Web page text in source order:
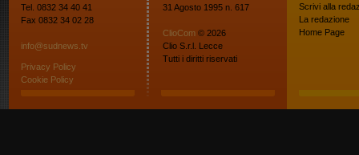
Tel. 0832 34 40 41
Fax 0832 34 02 28
info@sudnews.tv
Privacy Policy
Cookie Policy
31 Agosto 1995 n. 617
ClioCom © 2026
Clio S.r.l. Lecce
Tutti i diritti riservati
Scrivi alla
La redazione
Home Page